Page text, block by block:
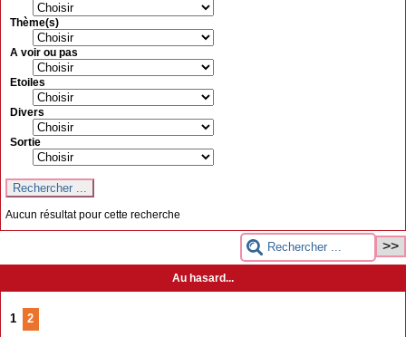
Thème(s)
A voir ou pas
Etoiles
Divers
Sortie
Aucun résultat pour cette recherche
Au hasard...
1 2